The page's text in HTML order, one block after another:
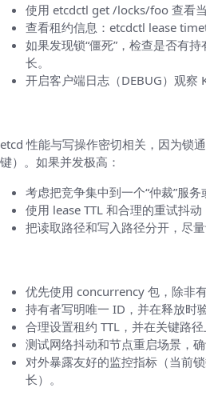
使用 etcdctl get /locks/foo 查看当
查看租约信息：etcdctl lease
如果发现锁“僵死”，检查是否有
长。
开启客户端日志（DEBUG）观察
etcd 性能与写操作密切相关，因为锁
键）。如果并发极高：
考虑把竞争集中到一个“仲裁”服务
使用 lease TTL 和合理的重试抖
把读取路径和写入路径分开，尽
优先使用 concurrency 包，除非有
持有者写明唯一 ID，并在释放时验
合理设置租约 TTL，并在关键路径
测试网络抖动和节点重启场景，确
对外暴露友好的监控指标（当前
长）。